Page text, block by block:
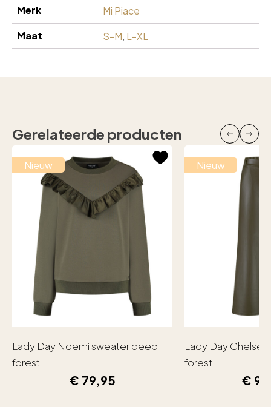
Merk
Mi Piace
Maat
S-M, L-XL
Gerelateerde producten
Nieuw
Lady Day Noemi sweater deep
forest
€ 79,95
Nieuw
Lady Day
forest
€